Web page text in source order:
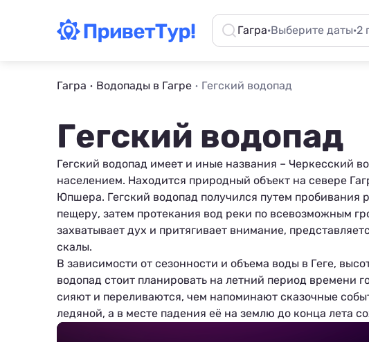
Гагра·Выберите даты·2
Гагра Водопады в Гагре Гегский водопад
Гегский водопад
Гегский водопад имеет и иные названия – Черкесский
населением. Находится природный объект на севере
Юпшера. Гегский водопад получился путем пробивания
пещеру, затем протекания вод реки по всевозможным
захватывает дух и притягивает внимание,
скалы.
В зависимости от сезонности и объема воды в Геге,
водопад стоит планировать на летний период времени
сияют и переливаются, чем напоминают сказочные
ледяной, а в месте падения её на землю до конца лета